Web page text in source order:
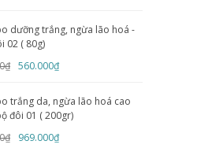
dưỡng trắng, ngừa lão hoá -
02 ( 80g)
560.000₫
trắng da, ngừa lão hoá cao
đôi 01 ( 200gr)
969.000₫